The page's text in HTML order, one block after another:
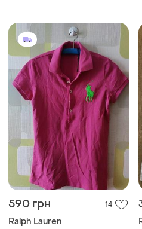
590 грн 14
Ralph Lauren